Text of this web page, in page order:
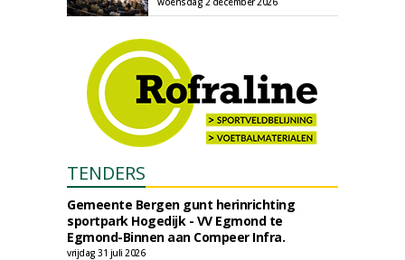
TENDERS
Gemeente Bergen gunt herinrichting
sportpark Hogedijk - VV Egmond te
Egmond-Binnen aan Compeer Infra.
vrijdag 31 juli 2026